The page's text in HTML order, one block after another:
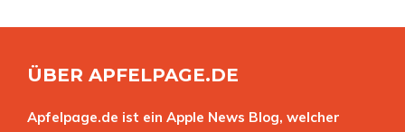
ÜBER APFELPAGE.DE
Apfelpage.de ist ein Apple News Blog, welcher